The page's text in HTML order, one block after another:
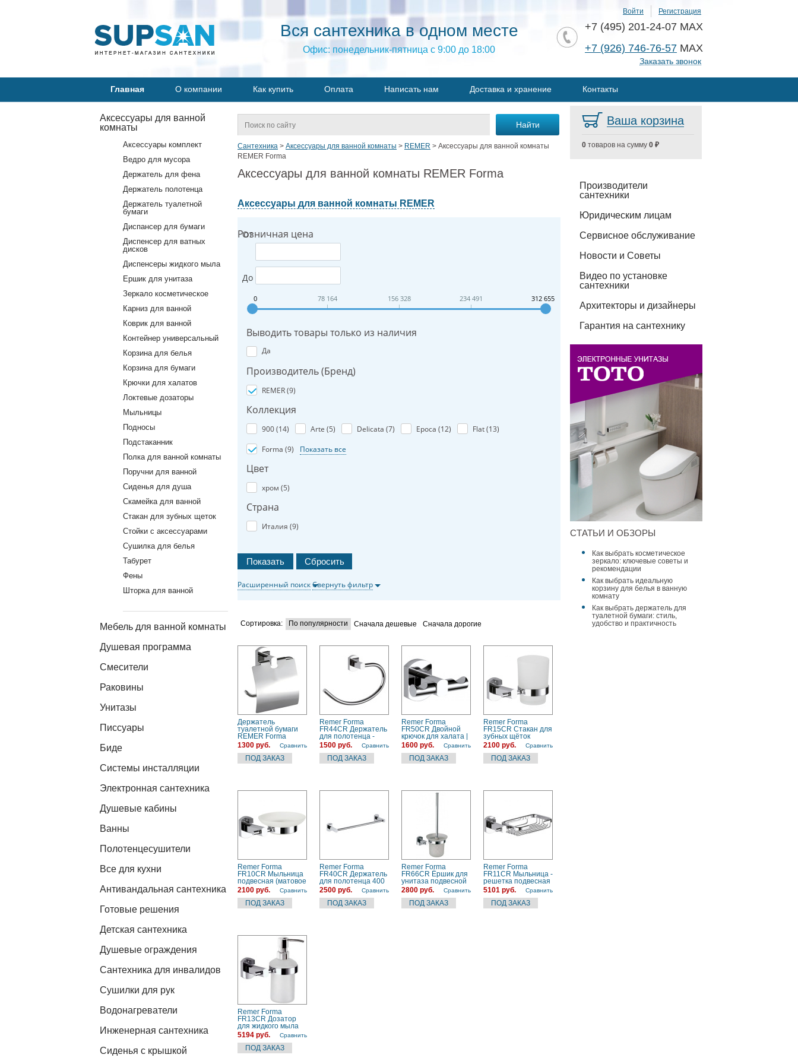
Вся сантехника в одном месте
Офис: понедельник-пятница с 9:00 до 18:00
Войти Регистрация
+7 (495) 201-24-07 MAX
+7 (926) 746-76-57 MAX
Заказать звонок
Главная О компании Как купить Оплата Написать нам Доставка и хранение Контакты
Аксессуары для ванной
комнаты
Аксессуары комплект
Ведро для мусора
Держатель для фена
Держатель полотенца
Держатель туалетной
бумаги
Диспансер для бумаги
Диспенсер для ватных
дисков
Диспенсеры жидкого мыла
Ершик для унитаза
Зеркало косметическое
Карниз для ванной
Коврик для ванной
Контейнер универсальный
Корзина для белья
Корзина для бумаги
Крючки для халатов
Локтевые дозаторы
Мыльницы
Подносы
Подстаканник
Полка для ванной комнаты
Поручни для ванной
Сиденья для душа
Скамейка для ванной
Стакан для зубных щеток
Стойки с аксессуарами
Сушилка для белья
Табурет
Фены
Шторка для ванной
Мебель для ванной комнаты
Душевая программа
Смесители
Раковины
Унитазы
Писсуары
Биде
Системы инсталляции
Электронная сантехника
Душевые кабины
Ванны
Полотенцесушители
Все для кухни
Антивандальная сантехника
Готовые решения
Детская сантехника
Душевые ограждения
Сантехника для инвалидов
Сушилки для рук
Водонагреватели
Инженерная сантехника
Сиденья с крышкой
Сантехника > Аксессуары для ванной комнаты > REMER > Аксессуары для ванной комнаты
REMER Forma
Аксессуары для ванной комнаты REMER Forma
Аксессуары для ванной комнаты REMER
Розничная цена
От
До
0 78 164 156 328 234 491 312 655
Выводить товары только из наличия
Да
Производитель (Бренд)
REMER (9)
Коллекция
900 (14) Arte (5) Delicata (7) Epoca (12) Flat (13)
Forma (9) Показать все
Цвет
хром (5)
Страна
Италия (9)
Расширенный поискСвернуть фильтр
Сортировка: По популярности Сначала дешевые Сначала дорогие
Держатель
туалетной бумаги
REMER Forma
(FR60CR) хром
1300 руб. Сравнить
Remer Forma
FR44CR Держатель
для полотенца -
кольцо 230 мм
(хром)
1500 руб. Сравнить
Remer Forma
FR50CR Двойной
крючок для халата |
полотенца (хром)
1600 руб. Сравнить
Remer Forma
FR15CR Стакан для
зубных щёток
подвесной (матовое
стекло | хром)
2100 руб. Сравнить
Remer Forma
FR10CR Мыльница
подвесная (матовое
стекло | хром)
2100 руб. Сравнить
Remer Forma
FR40CR Держатель
для полотенца 400
мм (хром)
2500 руб. Сравнить
Remer Forma
FR66CR Ёршик для
унитаза подвесной
(матовое стекло |
хром)
2800 руб. Сравнить
Remer Forma
FR11CR Мыльница -
решетка подвесная
(хром)
5101 руб. Сравнить
Remer Forma
FR13CR Дозатор
для жидкого мыла
подвесной (матовое
стекло | хром)
5194 руб. Сравнить
Ваша корзина
0 товаров на сумму 0 ₽
Производители
сантехники
Юридическим лицам
Сервисное обслуживание
Новости и Советы
Видео по установке
сантехники
Архитекторы и дизайнеры
Гарантия на сантехнику
СТАТЬИ И ОБЗОРЫ
Как выбрать косметическое
зеркало: ключевые советы и
рекомендации
Как выбрать идеальную
корзину для белья в ванную
комнату
Как выбрать держатель для
туалетной бумаги: стиль,
удобство и практичность